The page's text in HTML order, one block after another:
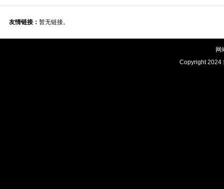
友情链接： 暂无链接。
网
Copyright 2024